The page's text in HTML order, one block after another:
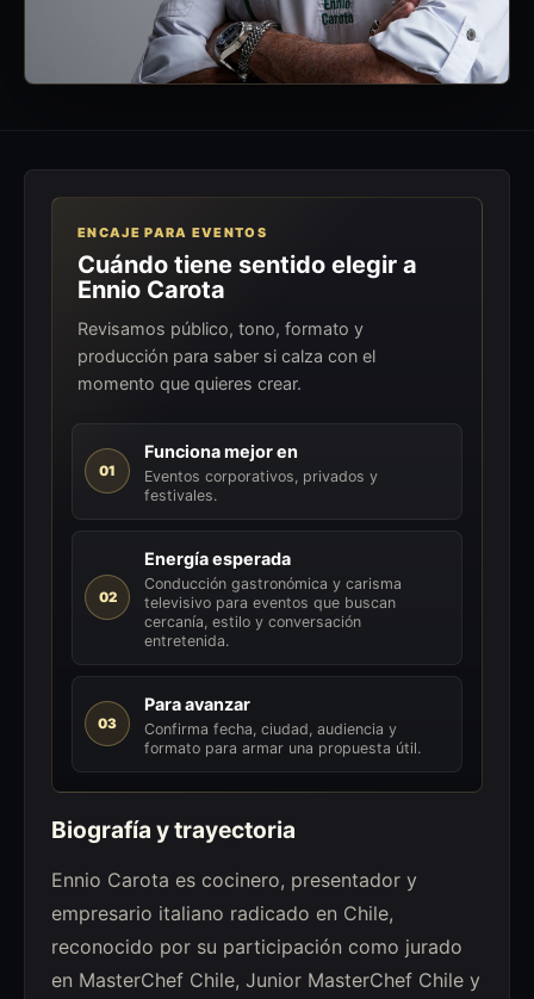
ENCAJE PARA EVENTOS
Cuándo tiene sentido elegir a
Ennio Carota
Revisamos público, tono, formato y
producción para saber si calza con el
momento que quieres crear.
01
Funciona mejor en
Eventos corporativos, privados y
festivales.
02
Energía esperada
Conducción gastronómica y carisma
televisivo para eventos que buscan
cercanía, estilo y conversación
entretenida.
03
Para avanzar
Confirma fecha, ciudad, audiencia y
formato para armar una propuesta útil.
Biografía y trayectoria
Ennio Carota es cocinero, presentador y
empresario italiano radicado en Chile,
reconocido por su participación como jurado
en MasterChef Chile, Junior MasterChef Chile y